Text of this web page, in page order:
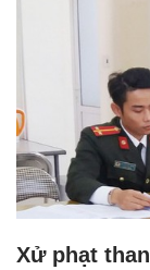
Xử phạt